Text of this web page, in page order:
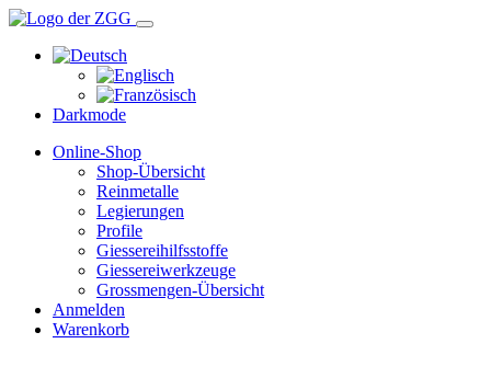
Darkmode
Online-Shop
Shop-Übersicht
Reinmetalle
Legierungen
Profile
Giessereihilfsstoffe
Giessereiwerkzeuge
Grossmengen-Übersicht
Anmelden
Warenkorb